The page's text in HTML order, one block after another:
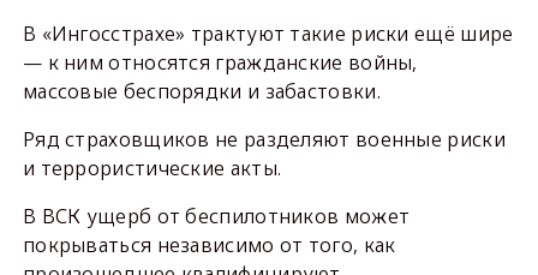
В «Ингосстрахе» трактуют такие риски ещё шире
— к ним относятся гражданские войны,
массовые беспорядки и забастовки.
Ряд страховщиков не разделяют военные риски
и террористические акты.
В ВСК ущерб от беспилотников может
покрываться независимо от того, как